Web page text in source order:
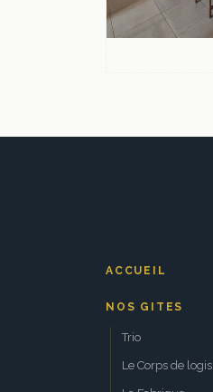
ACCUEIL
NOS GITES
Trio
Le Corps de logis